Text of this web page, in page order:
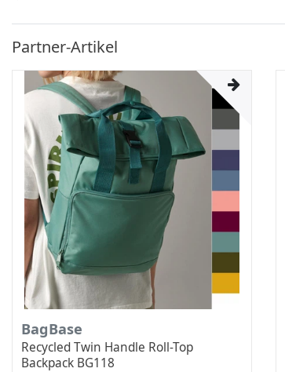
Partner-Artikel
BagBase
Recycled Twin Handle Roll-Top
Backpack BG118